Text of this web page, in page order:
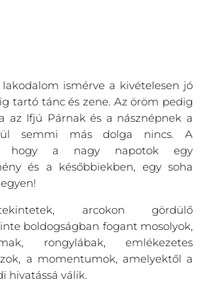
ismérve a kivételesen jó
tartó tánc és zene. Az öröm pedig
az Ifjú Párnak és a násznépnek a
semmi más dolga nincs. A
hogy a nagy napotok egy
és a későbbiekben, egy soha
arcokon gördülő
boldogságban fogant mosolyok,
rongylábak, emlékezetes
a momentumok, amelyektől a
hivatássá válik.